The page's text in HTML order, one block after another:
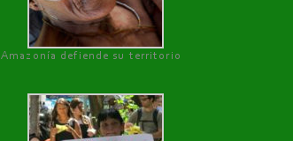
Amazonía defiende su territorio